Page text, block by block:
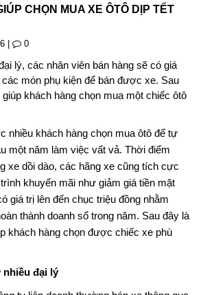
CHỌN MUA XE ÔTÔ DỊP TẾT
0
lý, các nhân viên bán hàng sẽ có giá
các món phụ kiện để bán được xe. Sau
khách hàng chọn mua một chiếc ôtô
nhiều khách hàng chọn mua ôtô để tự
một năm làm việc vất vả. Thời điểm
xe dồi dào, các hãng xe cũng tích cực
khuyến mãi như giảm giá tiền mặt
giá trị lên đến chục triệu đồng nhằm
thành doanh số trong năm. Sau đây là
khách hàng chọn được chiếc xe phù
nhiều đại lý